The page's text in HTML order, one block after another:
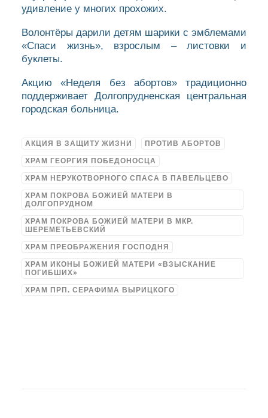
удивление у многих прохожих.
Волонтёры дарили детям шарики с эмблемами
«Спаси жизнь», взрослым – листовки и
буклеты.
Акцию «Неделя без абортов» традиционно
поддерживает Долгопрудненская центральная
городская больница.
АКЦИЯ В ЗАЩИТУ ЖИЗНИ ПРОТИВ АБОРТОВ
ХРАМ ГЕОРГИЯ ПОБЕДОНОСЦА
ХРАМ НЕРУКОТВОРНОГО СПАСА В ПАВЕЛЬЦЕВО
ХРАМ ПОКРОВА БОЖИЕЙ МАТЕРИ В
ДОЛГОПРУДНОМ
ХРАМ ПОКРОВА БОЖИЕЙ МАТЕРИ В МКР.
ШЕРЕМЕТЬЕВСКИЙ
ХРАМ ПРЕОБРАЖЕНИЯ ГОСПОДНЯ
ХРАМ ИКОНЫ БОЖИЕЙ МАТЕРИ «ВЗЫСКАНИЕ
ПОГИБШИХ»
ХРАМ ПРП. СЕРАФИМА ВЫРИЦКОГО